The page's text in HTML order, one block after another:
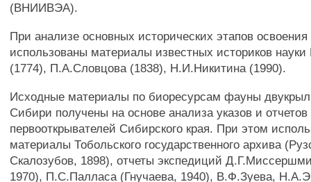
(ВНИИВЭА).
При анализе основных исторических этапов
использованы материалы известных историков
(1774), П.А.Словцова (1838), Н.И.Никитина (1990).
Исходные материалы по биоресурсам фауны
Сибири получены на основе анализа указов и отчетов
первооткрывателей Сибирского края. При этом
материалы Тобольского государственного архива
Скалозубов, 1898), отчеты экспедиций
1970), П.С.Палласа (Гнучаева, 1940), В.Ф.Зуева,